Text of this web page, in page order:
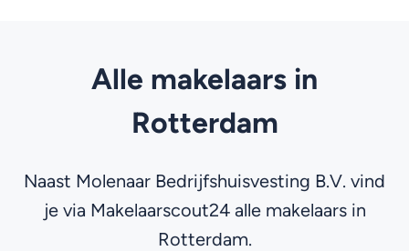
Alle makelaars in
Rotterdam
Naast Molenaar Bedrijfshuisvesting B.V. vind
je via Makelaarscout24 alle makelaars in
Rotterdam.